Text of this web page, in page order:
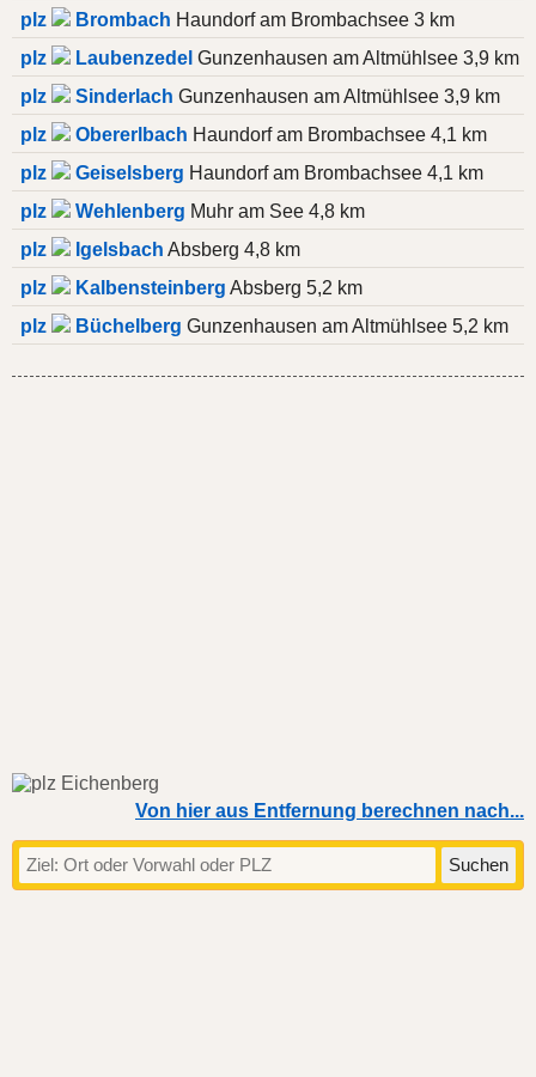
plz
Brombach Haundorf am Brombachsee 3 km
plz
Laubenzedel Gunzenhausen am Altmühlsee 3,9 km
plz
Sinderlach Gunzenhausen am Altmühlsee 3,9 km
plz
Obererlbach Haundorf am Brombachsee 4,1 km
plz
Geiselsberg Haundorf am Brombachsee 4,1 km
plz
Wehlenberg Muhr am See 4,8 km
plz
Igelsbach Absberg 4,8 km
plz
Kalbensteinberg Absberg 5,2 km
plz
Büchelberg Gunzenhausen am Altmühlsee 5,2 km
Von hier aus Entfernung berechnen nach...